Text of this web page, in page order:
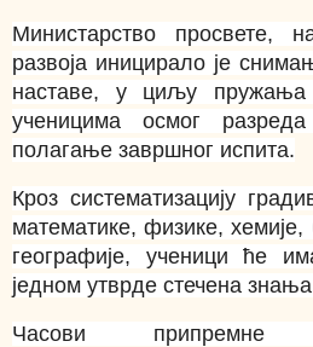
Министарство просвете,
развоја иницирало је
наставе, у циљу пружања
ученицима осмог
полагање завршног испита.
Кроз систематизацију
математике, физике, хемије,
географије, ученици ће
једном утврде стечена
Часови